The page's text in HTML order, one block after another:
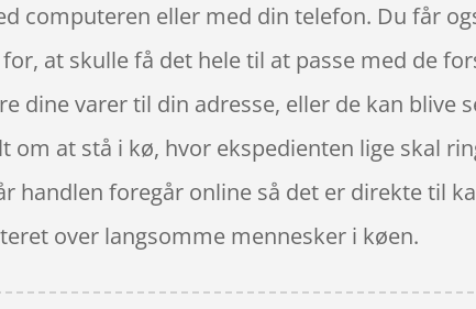
computeren eller med din telefon. Du får
at skulle få det hele til at passe med de
dine varer til din adresse, eller de kan blive
at stå i kø, hvor ekspedienten lige skal
handlen foregår online så det er direkte til
over langsomme mennesker i køen.